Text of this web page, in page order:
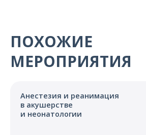
ПОХОЖИЕ
МЕРОПРИЯТИЯ
Анестезия и реанимация
в акушерстве
и неонатологии